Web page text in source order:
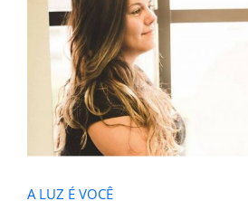
A LUZ É VOCÊ
A LUZ É VOCÊ